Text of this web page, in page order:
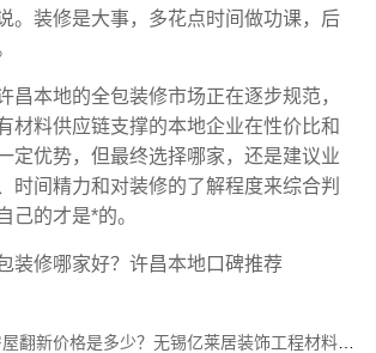
。装修是大事，多花点时间做功课，后
昌本地的全包装修市场正在逐步规范，
材料供应链支撑的本地企业在性价比和
定优势，但最终选择哪家，还是建议业
时间精力和对装修的了解程度来综合判
己的才是*的。
装修哪家好？许昌本地口碑推荐
新价格是多少？无锡亿莱居装饰工程材料有限公司品质保障